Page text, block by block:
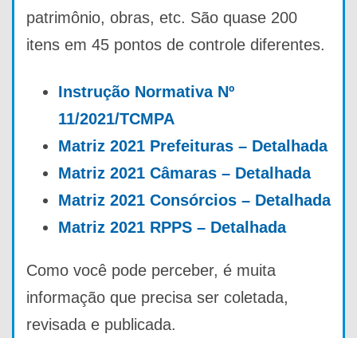
patrimônio, obras, etc. São quase 200
itens em 45 pontos de controle diferentes.
Instrução Normativa Nº
11/2021/TCMPA
Matriz 2021 Prefeituras – Detalhada
Matriz 2021 Câmaras – Detalhada
Matriz 2021 Consórcios – Detalhada
Matriz 2021 RPPS – Detalhada
Como você pode perceber, é muita
informação que precisa ser coletada,
revisada e publicada.